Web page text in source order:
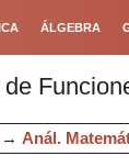
ÁLGEBRA
→ Anál.